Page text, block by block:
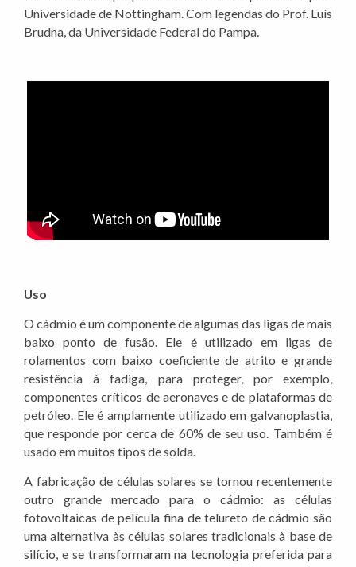
Universidade de Nottingham. Com legendas do Prof. Luís
Brudna, da Universidade Federal do Pampa.
Uso
O cádmio é um componente de algumas das ligas de mais
baixo ponto de fusão. Ele é utilizado em ligas de
rolamentos com baixo coeficiente de atrito e grande
resistência à fadiga, para proteger, por exemplo,
componentes críticos de aeronaves e de plataformas de
petróleo. Ele é amplamente utilizado em galvanoplastia,
que responde por cerca de 60% de seu uso. Também é
usado em muitos tipos de solda.
A fabricação de células solares se tornou recentemente
outro grande mercado para o cádmio: as células
fotovoltaicas de película fina de telureto de cádmio são
uma alternativa às células solares tradicionais à base de
silício, e se transformaram na tecnologia preferida para